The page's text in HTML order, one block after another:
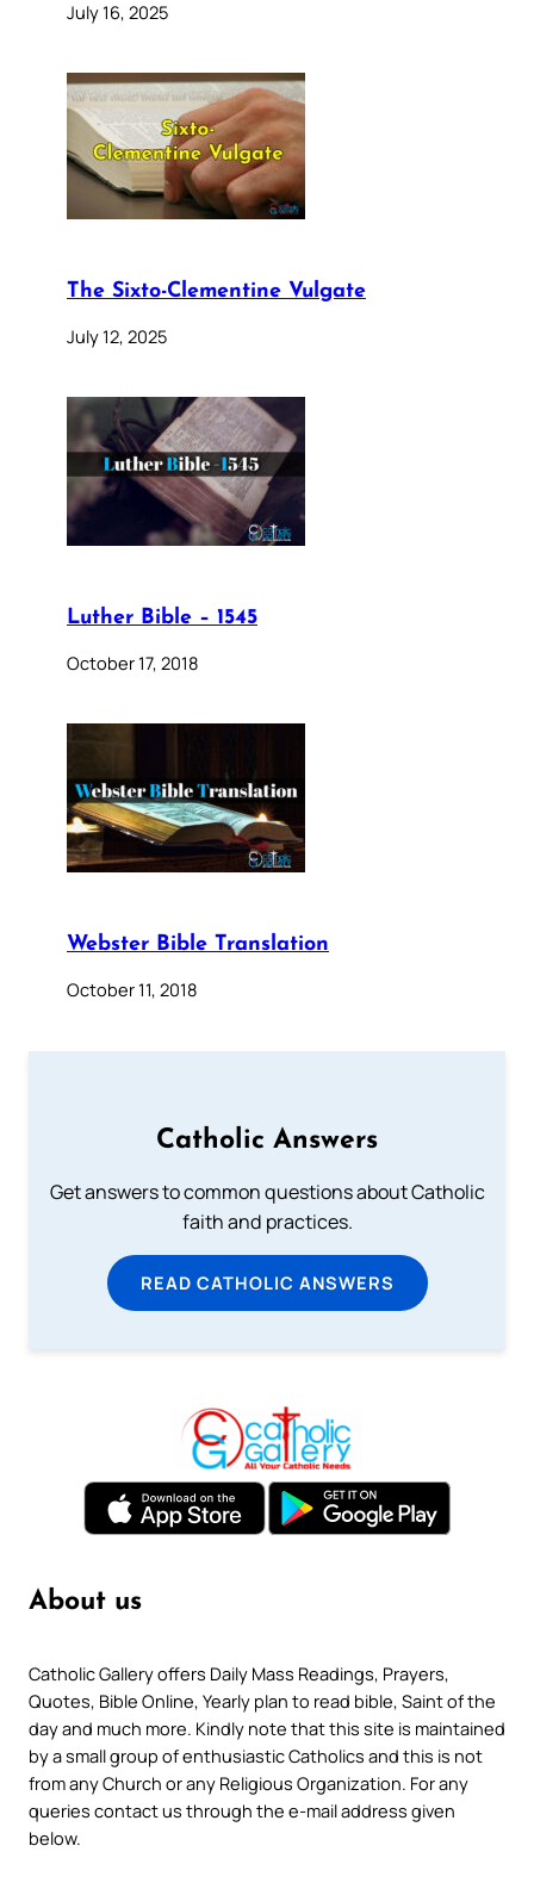
July 16, 2025
The Sixto-Clementine Vulgate
July 12, 2025
Luther Bible – 1545
October 17, 2018
Webster Bible Translation
October 11, 2018
Catholic Answers
Get answers to common questions about Catholic
faith and practices.
READ CATHOLIC ANSWERS
About us
Catholic Gallery offers Daily Mass Readings, Prayers,
Quotes, Bible Online, Yearly plan to read bible, Saint of the
day and much more. Kindly note that this site is maintained
by a small group of enthusiastic Catholics and this is not
from any Church or any Religious Organization. For any
queries contact us through the e-mail address given
below.